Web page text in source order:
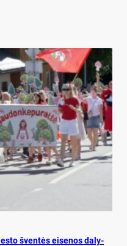
šven­tės ei­se­nos da­ly­